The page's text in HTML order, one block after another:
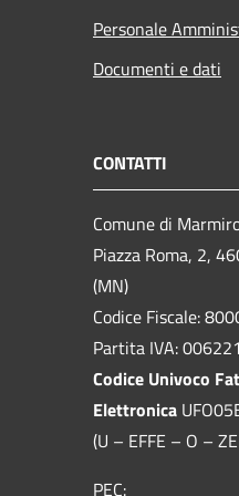
Personale
Documenti e dati
CONTATTI
Comune di
Piazza Roma, 2,
(MN)
Codice Fiscale:
Partita IVA:
Codice Univoco
Elettronica
(U – EFFE – O –
PEC: